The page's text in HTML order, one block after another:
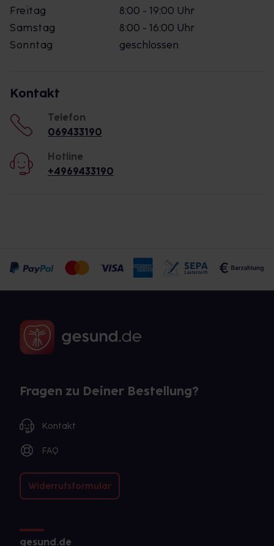
Freitag
8:00 - 19:00 Uhr
Samstag
8:00 - 16:00 Uhr
Sonntag
geschlossen
Kontakt
Telefon
069433190
Hotline
+4969433190
Fragen zu Deiner Bestellung?
Kontakt
FAQ
Widerrufsformular
gesund.de